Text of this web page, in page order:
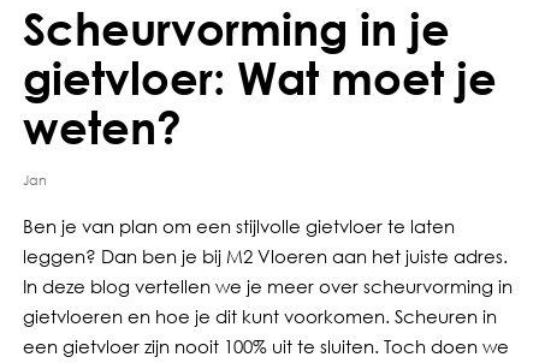
Scheurvorming in je
gietvloer: Wat moet je
weten?
Jan
Ben je van plan om een stijlvolle gietvloer te laten
leggen? Dan ben je bij M2 Vloeren aan het juiste adres.
In deze blog vertellen we je meer over scheurvorming in
gietvloeren en hoe je dit kunt voorkomen. Scheuren in
een gietvloer zijn nooit 100% uit te sluiten. Toch doen we